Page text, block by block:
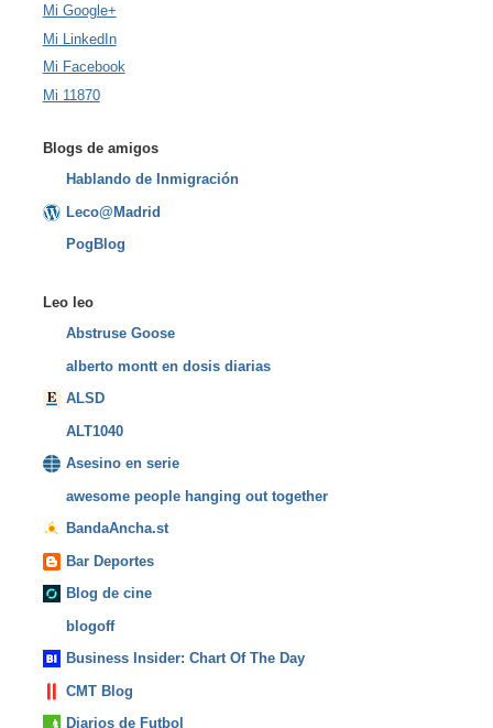
Mi Google+
Mi LinkedIn
Mi Facebook
Mi 11870
Blogs de amigos
Hablando de Inmigración
Leco@Madrid
PogBlog
Leo leo
Abstruse Goose
alberto montt en dosis diarias
ALSD
ALT1040
Asesino en serie
awesome people hanging out together
BandaAncha.st
Bar Deportes
Blog de cine
blogoff
Business Insider: Chart Of The Day
CMT Blog
Diarios de Futbol